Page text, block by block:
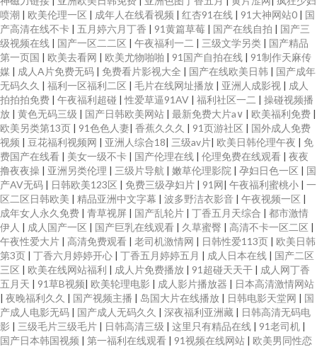
喷潮 | 欧美伦理一区 | 成年人在线看视频 | 红杏91在线 | 91大神网站0 | 国
产高清在线不卡 | 五月婷六月丁香 | 91黄篇草莓 | 国产在线自拍 | 国产三
级视频在线 | 国产一区二二区 | 午夜福利一二 | 三级文学另类 | 国产精品
第一页国 | 欧美去看网 | 欧美尤物啪啪 | 91国产自拍在线 | 91制作天麻传
媒 | 成人A片免费无码 | 免费看片影视大全 | 国产在线欧美日韩 | 国产成年
无码久久 | 福利一区福利二区 | 毛片在线网址播放 | 亚洲人成影视 | 成人
拍拍拍免费 | 午夜福利超碰 |性爱草逼91AV | 福利社区一二 | 操碰视频播
放 | 黄色无码三级 | 国产日韩欧美网站 | 最新免费大片a∨ | 欧美福利免费 |
欧美另类第13页 | 91色色人妻| 香蕉久久久 | 91页游社区 | 国外成人免费
视频 | 豆花福利视频网 | 亚洲人综合18| 三级av片| 欧美日韩伦理午夜 | 免
费国产在线看 | 美女一级不卡 | 国产伦理在线 | 伦理免费在线观看 | 夜夜
撸夜夜操 | 亚洲另类伦理 | 三级片导航 | 嫩草伦理影院 | 孕妇日色一区 | 国
产AV无码 | 日韩欧美123区 | 免费三级孕妇片 | 91网| 午夜福利蜜桃小 | 一
区二区日韩欧美 | 精品亚洲中文字幕 | 波多野洁衣影音 | 午夜视频一区 |
成年女人永久免费 | 青草视屏 | 国产乱轮片 | 丁香五月天综合 | 都市激情
伊人 | 成人国产一区 | 国产巨乳在线观看 | 久草蜜臀 | 高清不卡一区二区 |
午夜性爱大片 | 高清免费观看 | 老司机激情网 | 日韩性爱113页 | 欧美日韩
第3页 | 丁香六月婷婷开心 | 丁香五月婷婷五月 | 成人日本在线 | 国产二区
三区 | 欧美在线网站福利 | 成人片免费播放 | 91超碰天天干 | 成人网丁香
五月天 | 91草B视频| 欧美轮理电影 | 成人影片播放器 | 日本高清激情网站
| 夜晚福利久久 | 国产视频主播 | 岛国大片在线播放 | 日韩电影天堂网 | 国
产成人电影无码 | 国产成人无码久久 | 深夜福利亚洲藏 | 日韩高清无码电
影 | 三级毛片三级毛片 | 日韩高清三级 | 这里只有精品在线 | 91老司机 |
国产日本韩国视频 | 第一福利在线观看 | 91视频在线网站 | 欧美男同性恋